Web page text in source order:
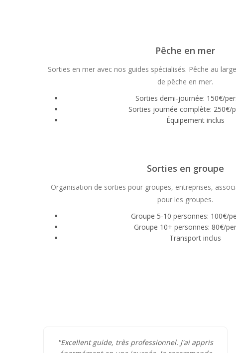
Pêche en mer
Sorties en mer avec nos guides spécialisés. Pêche au
de pêche en mer.
Sorties demi-journée: 150€/
Sorties journée complète: 250€/
Équipement inclus
Sorties en groupe
Organisation de sorties pour groupes, entreprises,
pour les groupes.
Groupe 5-10 personnes: 100€/
Groupe 10+ personnes: 80€/
Transport inclus
"Excellent guide, très professionnel. J'ai appris